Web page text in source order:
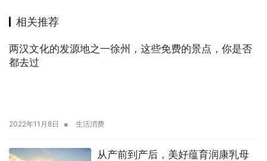
相关推荐
两汉文化的发源地之一徐州，这些免费的景点，你是否
都去过
2022年11月8日 • 生活消费
从产前到产后，美好蕴育润康乳母